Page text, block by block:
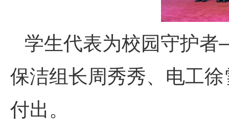
学生代表为校园守护
保洁组长周秀秀、电工
付出。